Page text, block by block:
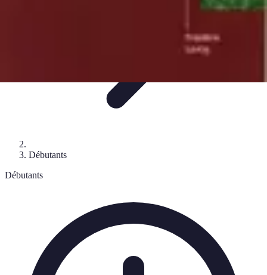
Débutants
Débutants